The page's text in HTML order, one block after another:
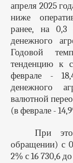
апреля 2025
ниже
ранее, на
денежного
Годовой
тенденцию к
феврале -
денежного
валютной
(в феврале -
При
обращении) с
2% с 16 730,6